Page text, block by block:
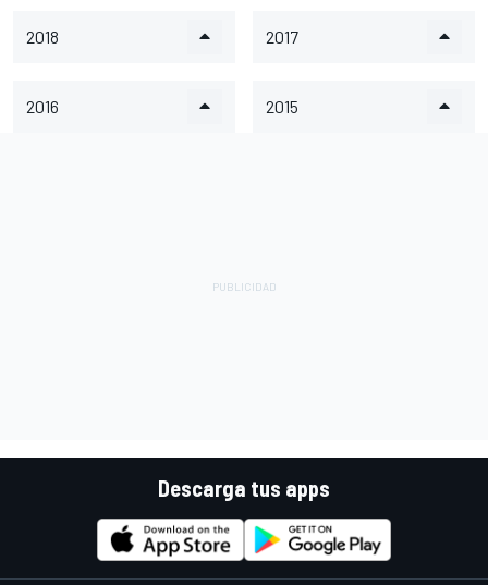
2018 2017
2016 2015
Descarga tus apps